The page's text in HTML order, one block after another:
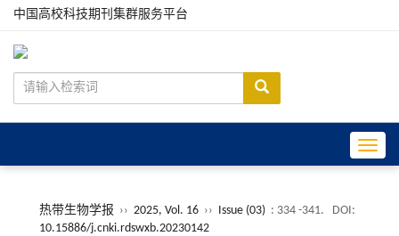
中国高校科技期刊集群服务平台
热带生物学报 ›› 2025, Vol. 16 ›› Issue (03) : 334 -341.
DOI:
10.15886/j.cnki.rdswxb.20230142